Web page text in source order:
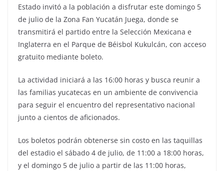
Estado invitó a la población a disfrutar este domingo 5
de julio de la Zona Fan Yucatán Juega, donde se
transmitirá el partido entre la Selección Mexicana e
Inglaterra en el Parque de Béisbol Kukulcán, con acceso
gratuito mediante boleto.
La actividad iniciará a las 16:00 horas y busca reunir a
las familias yucatecas en un ambiente de convivencia
para seguir el encuentro del representativo nacional
junto a cientos de aficionados.
Los boletos podrán obtenerse sin costo en las taquillas
del estadio el sábado 4 de julio, de 11:00 a 18:00 horas,
y el domingo 5 de julio a partir de las 11:00 horas,